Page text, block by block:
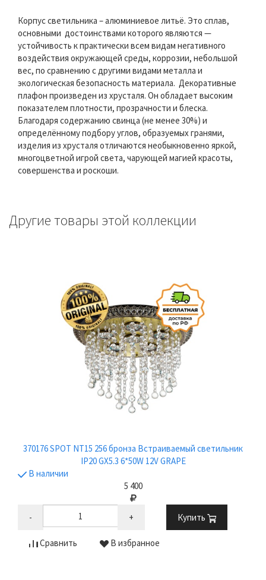
Корпус светильника – алюминиевое литьё. Это сплав,
основными достоинствами которого являются —
устойчивость к практически всем видам негативного
воздействия окружающей среды, коррозии, небольшой
вес, по сравнению с другими видами металла и
экологическая безопасность материала. Декоративные
плафон произведен из хрусталя. Он обладает высоким
показателем плотности, прозрачности и блеска.
Благодаря содержанию свинца (не менее 30%) и
определённому подбору углов, образуемых гранями,
изделия из хрусталя отличаются необыкновенно яркой,
многоцветной игрой света, чарующей магией красоты,
совершенства и роскоши.
Другие товары этой коллекции
370176 SPOT NT15 256 бронза Встраиваемый светильник
IP20 GX5.3 6*50W 12V GRAPE
В наличии
5 400
- + Купить
Сравнить В избранное